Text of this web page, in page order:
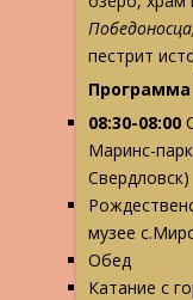
Победоносца,
пестрит
Программа
08:30-08:00
Маринс-
Свердловск)
музее
Обед
Катание с